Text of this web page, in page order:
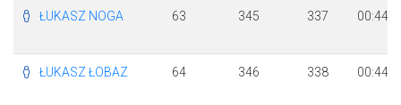
ŁUKASZ NOGA 63 345 337
ŁUKASZ ŁOBAZ 64 346 338